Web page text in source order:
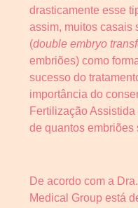
drasticamente esse
assim, muitos casais
(double embryo
embriões) como
sucesso do
importância do
Fertilização
de quantos embriões
De acordo com a
Medical Group está